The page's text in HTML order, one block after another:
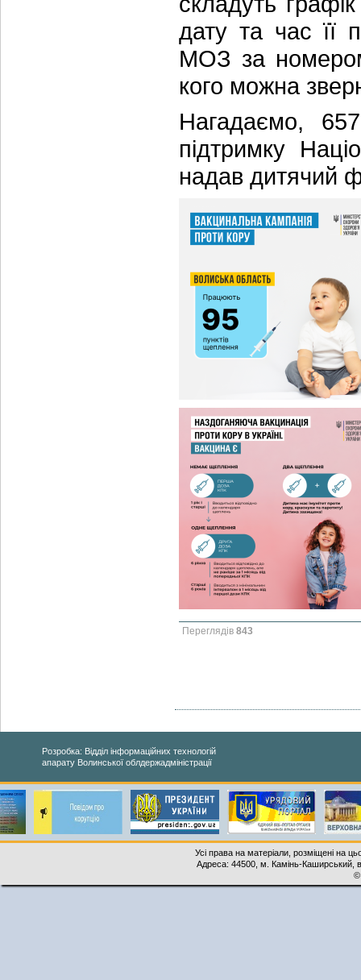
дату та час її
МОЗ за
кого можна
Нагадаємо,
підтримку
надав
Переглядів 843
Розробка: Відділ інформаційних технологій
апарату Волинської облдержадміністрації
Усі права на матеріали, розміщені на
Адреса: 44500, м. Камінь-Каширський,
©